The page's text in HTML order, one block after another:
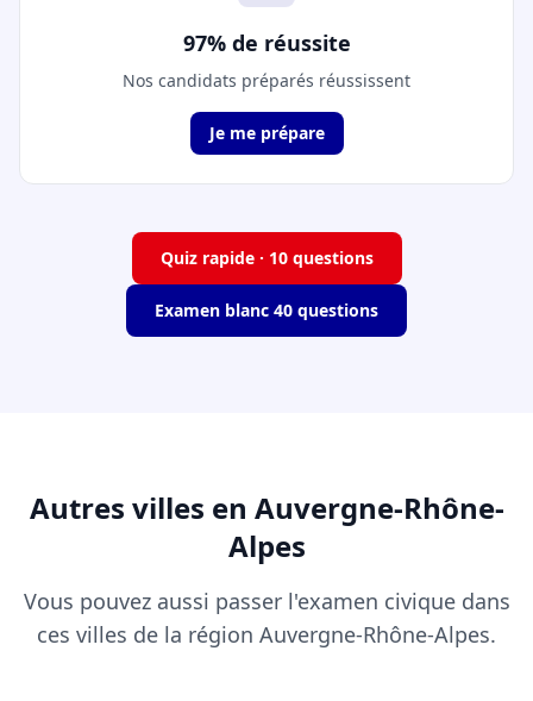
97% de réussite
Nos candidats préparés réussissent
Je me prépare
Quiz rapide · 10 questions
Examen blanc 40 questions
Autres villes en Auvergne-Rhône-
Alpes
Vous pouvez aussi passer l'examen civique dans
ces villes de la région Auvergne-Rhône-Alpes.